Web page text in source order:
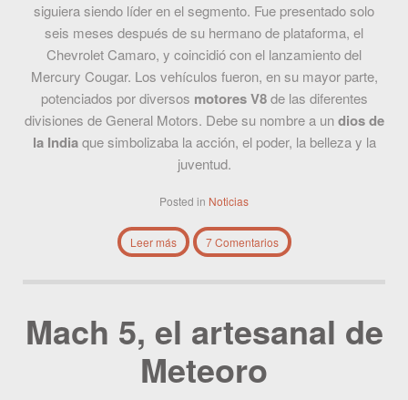
siguiera siendo líder en el segmento. Fue presentado solo
seis meses después de su hermano de plataforma, el
Chevrolet Camaro, y coincidió con el lanzamiento del
Mercury Cougar. Los vehículos fueron, en su mayor parte,
potenciados por diversos motores V8de las diferentes
divisiones de General Motors. Debe su nombre a undios de
la Indiaque simbolizaba la acción, el poder, la belleza y la
juventud.
Posted in Noticias
Leer más 7 Comentarios
Mach 5, el artesanal de
Meteoro